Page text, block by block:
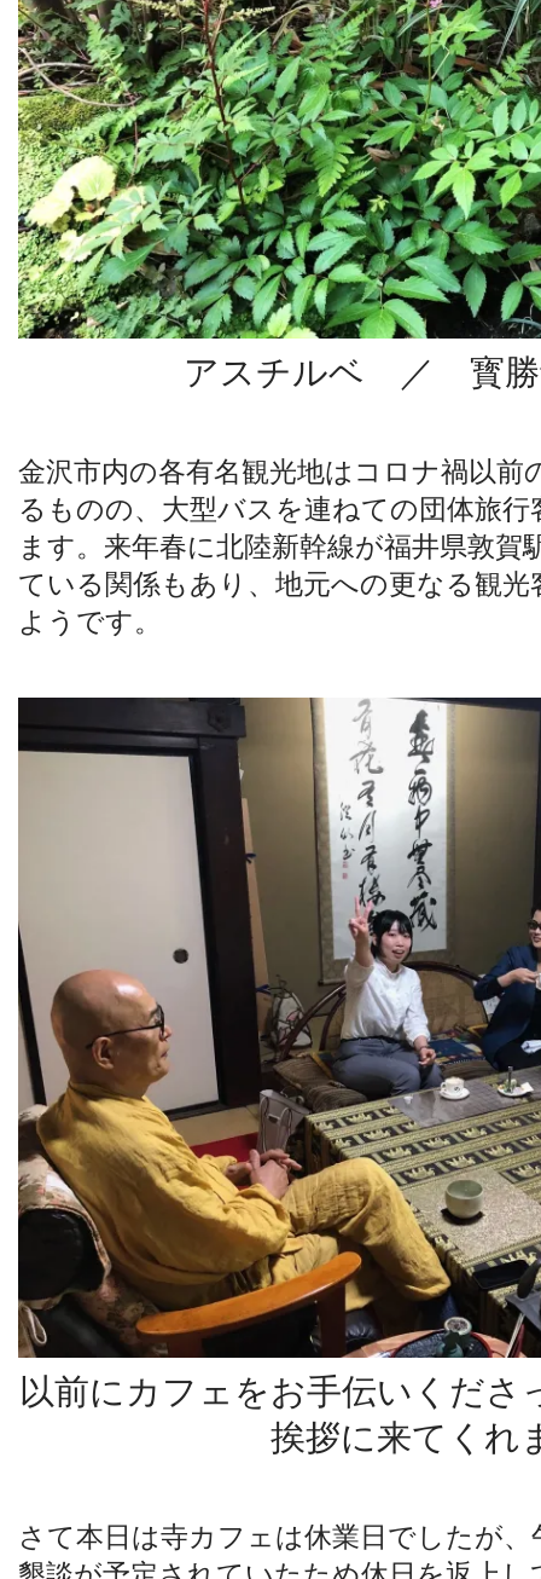
アスチルベ ／ 寳勝
金沢市内の各有名観光地はコロナ禍以
るものの、大型バスを連ねての団体旅
ます。来年春に北陸新幹線が福井県敦賀
ている関係もあり、地元への更なる観
ようです。
以前にカフェをお手伝いくだ
挨拶に来てくれ
さて本日は寺カフェは休業日でしたが